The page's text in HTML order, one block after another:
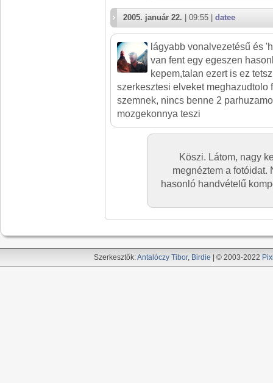
2005. január 22. | 09:55 | datee
lágyabb vonalvezetésű és
van fent egy egeszen
kepem,talan ezert is ez
szerkesztesi elveket meghazudtolo
szemnek, nincs benne 2
mozgekonnya teszi
Köszi. Látom, nagy
megnéztem a fotóidat.
hasonló handvételű
Szerkesztők:Antalóczy Tibor, Birdie | © 2003-2022